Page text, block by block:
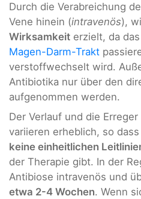
Durch die Verabreichung
Vene hinein (intravenös),
Wirksamkeit erzielt, da
Magen-Darm-Trakt
verstoffwechselt wird.
Antibiotika nur über den
aufgenommen werden.
Der Verlauf und die
variieren erheblich, so
keine einheitlichen
der Therapie gibt. In der
Antibiose intravenös und
etwa 2-4 Wochen. Wenn